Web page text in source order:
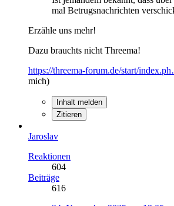
mal Betrugsnachrichten
Erzähle uns mehr!
Dazu brauchts nicht Threema!
https://threema-forum.de/start/
mich)
Inhalt melden
Zitieren
Jaroslav
Reaktionen
604
Beiträge
616